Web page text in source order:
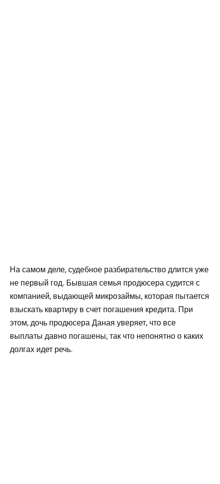
На самом деле, судебное разбирательство длится уже
не первый год. Бывшая семья продюсера судится с
компанией, выдающей микрозаймы, которая пытается
взыскать квартиру в счет погашения кредита. При
этом, дочь продюсера Даная уверяет, что все
выплаты давно погашены, так что непонятно о каких
долгах идет речь.